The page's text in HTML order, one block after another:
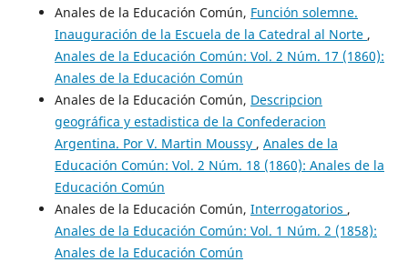
Anales de la Educación Común, Función solemne.
Inauguración de la Escuela de la Catedral al Norte ,
Anales de la Educación Común: Vol. 2 Núm. 17 (1860):
Anales de la Educación Común
Anales de la Educación Común, Descripcion
geográfica y estadistica de la Confederacion
Argentina. Por V. Martin Moussy , Anales de la
Educación Común: Vol. 2 Núm. 18 (1860): Anales de la
Educación Común
Anales de la Educación Común, Interrogatorios ,
Anales de la Educación Común: Vol. 1 Núm. 2 (1858):
Anales de la Educación Común